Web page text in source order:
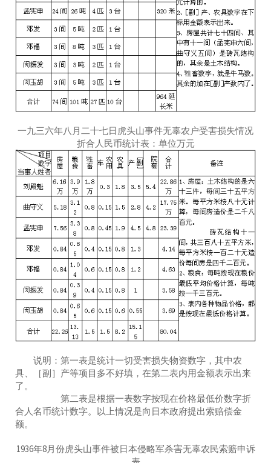
一九三六年八月二十七日虎头山事件无辜农户受害损失情况
折合人民币统计表：单位万元
说明：第一表是统计一切受害损失物资数字，其中农
具、［副］产等项目多不好填，在第二表内用金额表示出来
了。
第二表是根据一表数字按现在价格最低价数字折
合人名币统计数字。以上情况是向日本政府提出索赔偿金
额。
1936年8月份虎头山事件被日本侵略军杀害无辜农民索赔申诉